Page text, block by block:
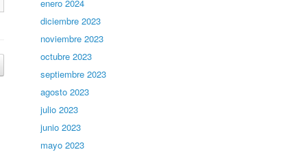
enero 2024
diciembre 2023
noviembre 2023
octubre 2023
septiembre 2023
agosto 2023
julio 2023
junio 2023
mayo 2023